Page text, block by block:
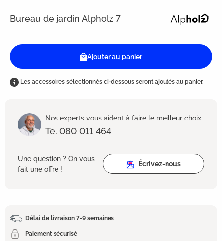
Bureau de jardin Alpholz 7
Ajouter au panier
Les accessoires sélectionnés ci-dessous seront ajoutés au panier.
Nos experts vous aident à faire le meilleur choix
Tel 080 011 464
Une question ? On vous
fait une offre !
Écrivez-nous
Délai de livraison 7-9 semaines
Paiement sécurisé